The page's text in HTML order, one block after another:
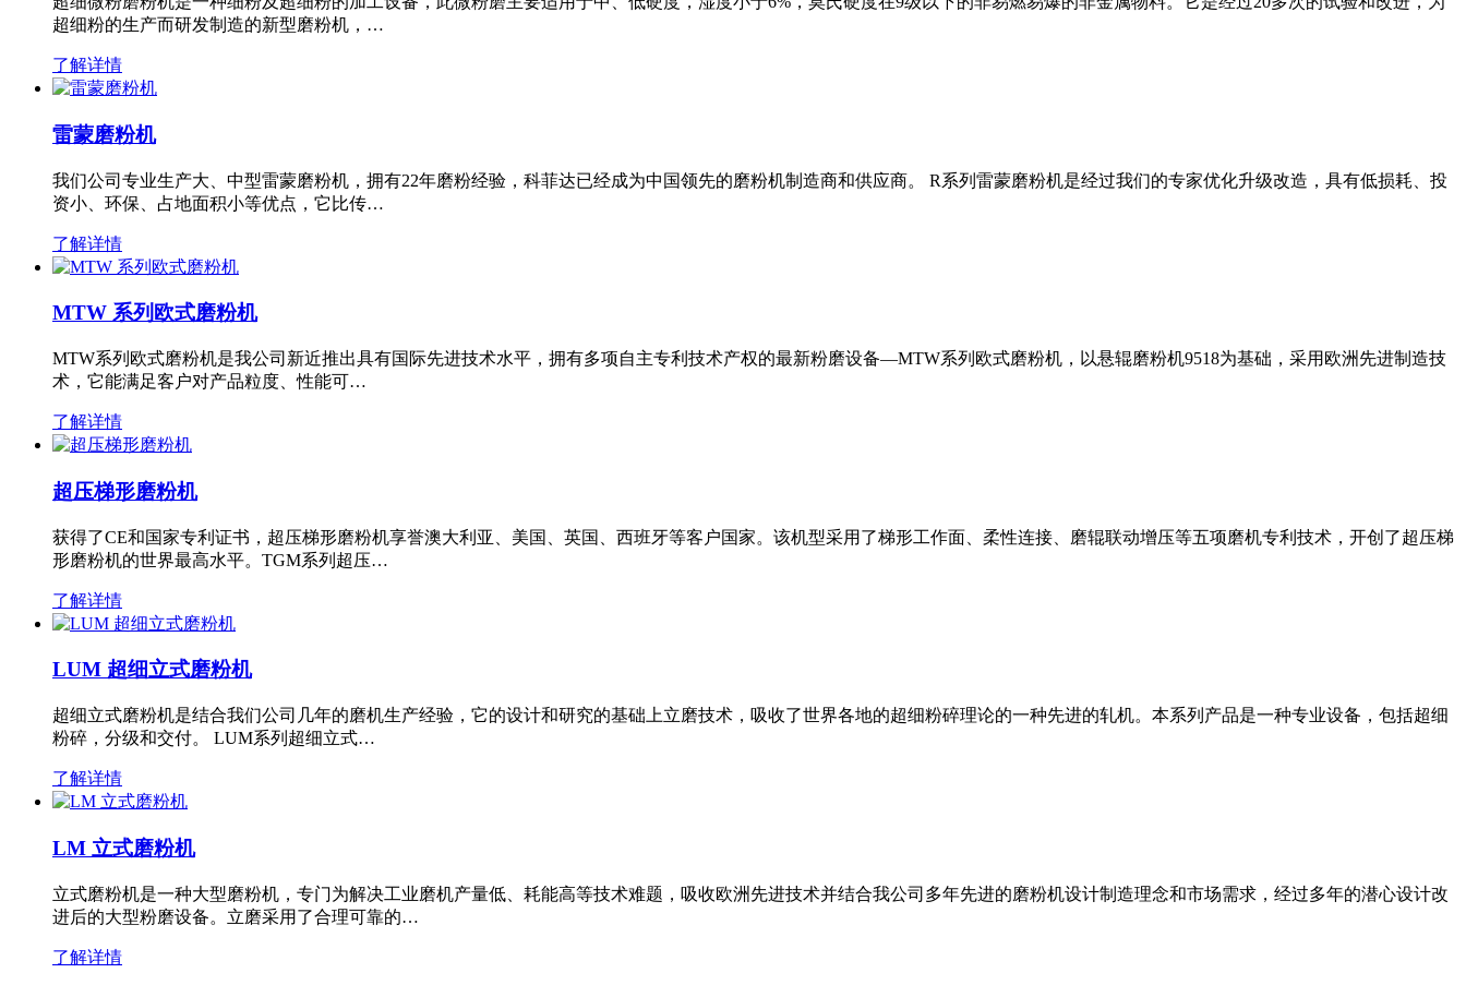
超细粉的生产而研发制造的新型磨粉机，…
了解详情
雷蒙磨粉机
我们公司专业生产大、中型雷蒙磨粉机，拥有22年磨粉经验，科菲达已经成为中国领先的磨粉机制造商和供应商。 R系列雷蒙磨粉机是经过我们的专家优化升级改造，具有低损耗、投
资小、环保、占地面积小等优点，它比传…
了解详情
MTW 系列欧式磨粉机
MTW系列欧式磨粉机是我公司新近推出具有国际先进技术水平，拥有多项自主专利技术产权的最新粉磨设备—MTW系列欧式磨粉机，以悬辊磨粉机9518为基础，采用欧洲先进制造技
术，它能满足客户对产品粒度、性能可…
了解详情
超压梯形磨粉机
获得了CE和国家专利证书，超压梯形磨粉机享誉澳大利亚、美国、英国、西班牙等客户国家。该机型采用了梯形工作面、柔性连接、磨辊联动增压等五项磨机专利技术，开创了超压梯
形磨粉机的世界最高水平。TGM系列超压…
了解详情
LUM 超细立式磨粉机
超细立式磨粉机是结合我们公司几年的磨机生产经验，它的设计和研究的基础上立磨技术，吸收了世界各地的超细粉碎理论的一种先进的轧机。本系列产品是一种专业设备，包括超细
粉碎，分级和交付。 LUM系列超细立式…
了解详情
LM 立式磨粉机
立式磨粉机是一种大型磨粉机，专门为解决工业磨机产量低、耗能高等技术难题，吸收欧洲先进技术并结合我公司多年先进的磨粉机设计制造理念和市场需求，经过多年的潜心设计改
进后的大型粉磨设备。立磨采用了合理可靠的…
了解详情